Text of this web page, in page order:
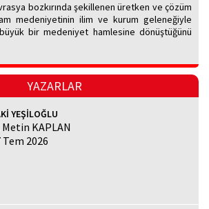
bozkırında şekillenen üretken ve çözüm
medeniyetinin ilim ve kurum geleneğiyle
bir medeniyet hamlesine dönüştüğünü
YAZARLAR
YEŞİLOĞLU
Metin KAPLAN
Tem 2026